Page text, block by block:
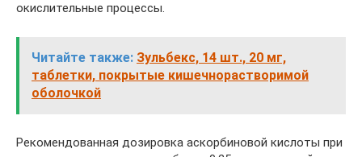
окислительные процессы.
Читайте также: Зульбекс, 14 шт., 20 мг,
таблетки, покрытые кишечнорастворимой
оболочкой
Рекомендованная дозировка аскорбиновой кислоты при